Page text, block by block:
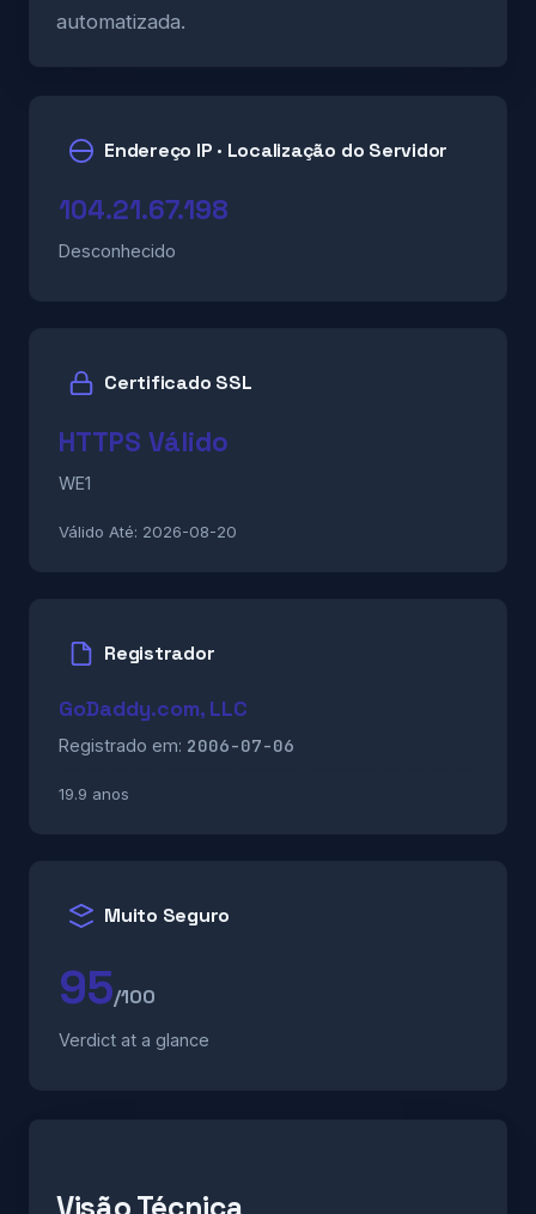
automatizada.
Endereço IP · Localização do Servidor
104.21.67.198
Desconhecido
Certificado SSL
HTTPS Válido
WE1
Válido Até: 2026-08-20
Registrador
GoDaddy.com, LLC
Registrado em: 2006-07-06
19.9 anos
Muito Seguro
95/100
Verdict at a glance